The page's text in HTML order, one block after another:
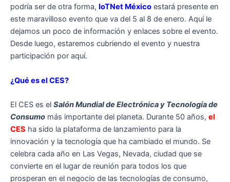
podría ser de otra forma, IoTNet México estará presente en
este maravilloso evento que va del 5 al 8 de enero. Aquí le
dejamos un poco de información y enlaces sobre el evento.
Desde luego, estaremos cubriendo el evento y nuestra
participación por aquí.
¿Qué es el CES?
El CES es el Salón Mundial de Electrónica y Tecnología de
Consumo más importante del planeta. Durante 50 años, el
CES ha sido la plataforma de lanzamiento para la
innovación y la tecnología que ha cambiado el mundo. Se
celebra cada año en Las Vegas, Nevada, ciudad que se
convierte en el lugar de reunión para todos los que
prosperan en el negocio de las tecnologías de consumo,